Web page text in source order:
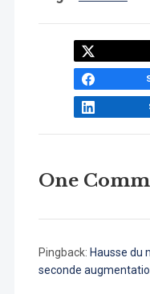
One
Pingback: Hausse du
seconde